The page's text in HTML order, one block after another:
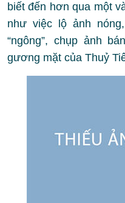
biết đến hơn qua một
như việc lộ ảnh
“ngông”, chụp ảnh
gương mặt của Thuỷ